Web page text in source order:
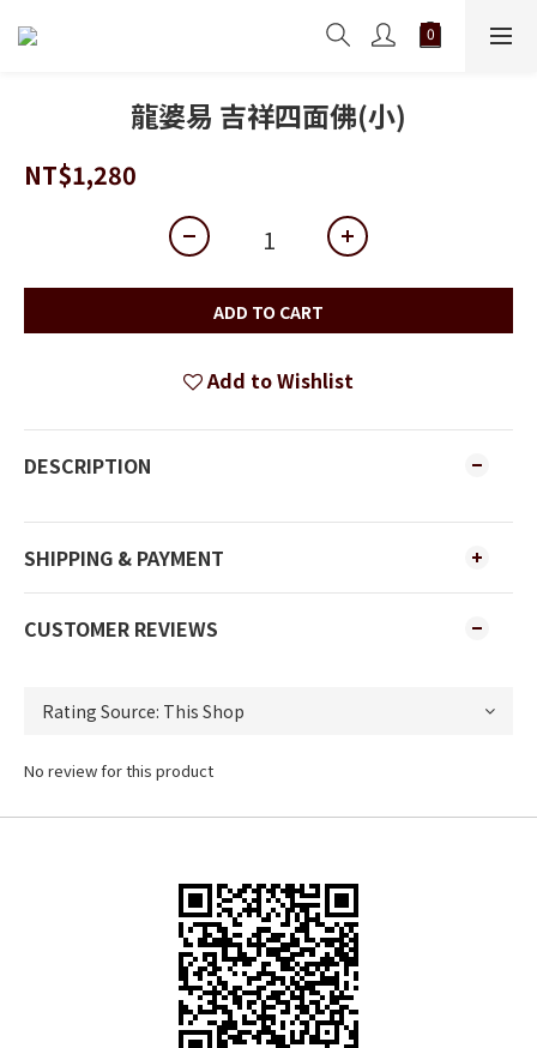
龍婆易 吉祥四面佛(小)
NT$1,280
ADD TO CART
Add to Wishlist
DESCRIPTION
SHIPPING & PAYMENT
CUSTOMER REVIEWS
No review for this product